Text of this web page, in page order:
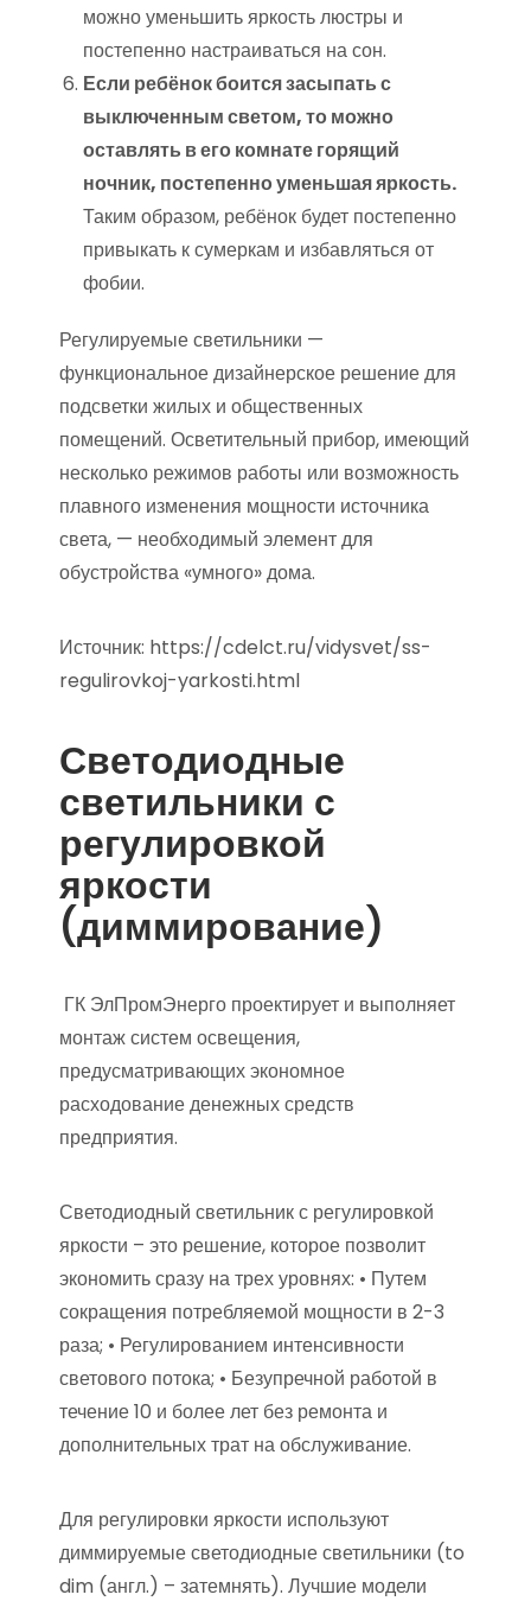
можно уменьшить яркость люстры и
постепенно настраиваться на сон.
Если ребёнок боится засыпать с
выключенным светом, то можно
оставлять в его комнате горящий
ночник, постепенно уменьшая яркость.
Таким образом, ребёнок будет постепенно
привыкать к сумеркам и избавляться от
фобии.
Регулируемые светильники —
функциональное дизайнерское решение для
подсветки жилых и общественных
помещений. Осветительный прибор, имеющий
несколько режимов работы или возможность
плавного изменения мощности источника
света, — необходимый элемент для
обустройства «умного» дома.
Источник: https://cdelct.ru/vidysvet/ss-
regulirovkoj-yarkosti.html
Светодиодные
светильники с
регулировкой
яркости
(диммирование)
ГК ЭлПромЭнерго проектирует и выполняет
монтаж систем освещения,
предусматривающих экономное
расходование денежных средств
предприятия.
Светодиодный светильник с регулировкой
яркости – это решение, которое позволит
экономить сразу на трех уровнях: • Путем
сокращения потребляемой мощности в 2-3
раза; • Регулированием интенсивности
светового потока; • Безупречной работой в
течение 10 и более лет без ремонта и
дополнительных трат на обслуживание.
Для регулировки яркости используют
диммируемые светодиодные светильники (to
dim (англ.) – затемнять). Лучшие модели